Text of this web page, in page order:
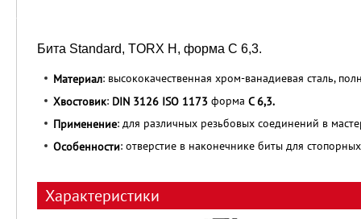
Бита Standard, TORX H, форма С 6,3.
Материал: высококачественная хром-ванадиевая сталь,
Хвостовик: DIN 3126 ISO 1173 форма C 6,3.
Применение: для различных резьбовых соединений в
Особенности: отверстие в наконечнике биты для
Характеристики